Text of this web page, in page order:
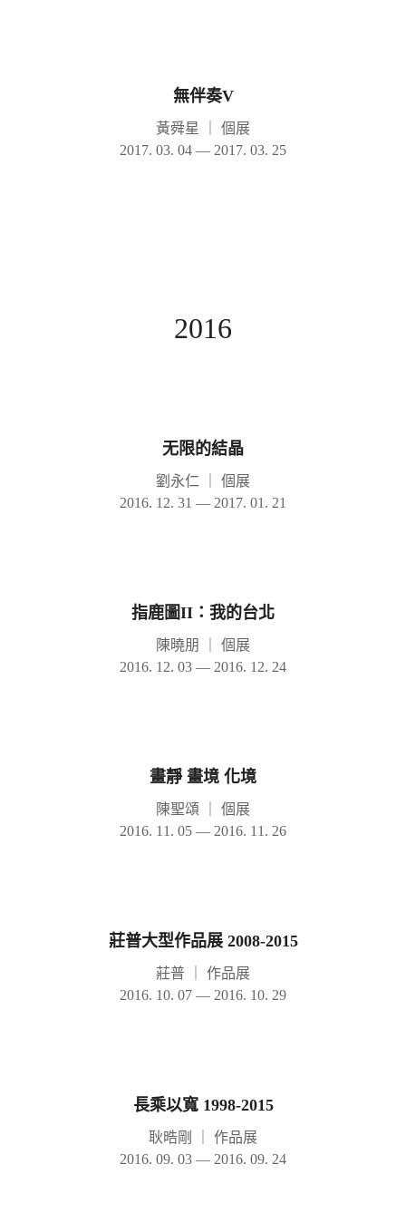
無伴奏V
黃舜星
個展
2017. 03. 04 — 2017. 03. 25
2016
无限的結晶
劉永仁
個展
2016. 12. 31 — 2017. 01. 21
指鹿圖II：我的台北
陳曉朋
個展
2016. 12. 03 — 2016. 12. 24
畫靜 畫境 化境
陳聖頌
個展
2016. 11. 05 — 2016. 11. 26
莊普大型作品展 2008-2015
莊普
作品展
2016. 10. 07 — 2016. 10. 29
長乘以寬 1998-2015
耿晧剛
作品展
2016. 09. 03 — 2016. 09. 24